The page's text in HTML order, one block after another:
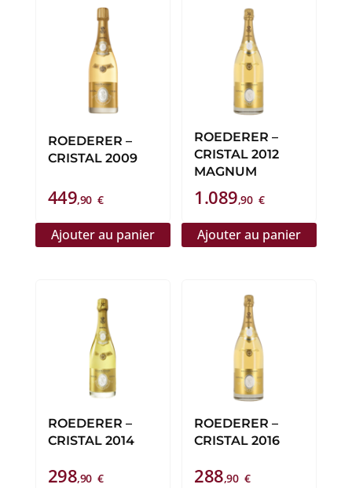
ROEDERER –
CRISTAL 2009
449,90 €
Ajouter au panier
ROEDERER –
CRISTAL 2012
MAGNUM
1.089,90 €
Ajouter au panier
ROEDERER –
CRISTAL 2014
298,90 €
ROEDERER –
CRISTAL 2016
288,90 €